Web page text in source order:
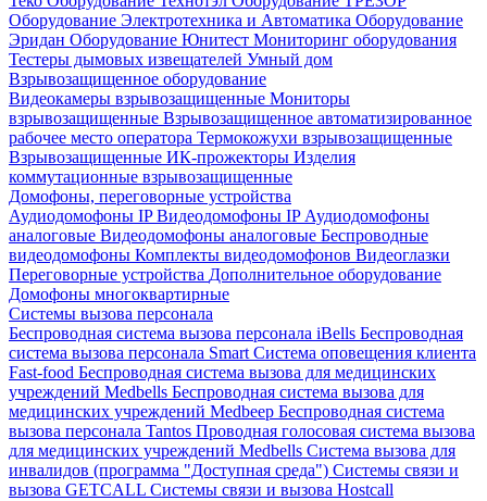
Оборудование Электротехника и Автоматика Оборудование
Эридан Оборудование Юнитест Мониторинг оборудования
Тестеры дымовых извещателей Умный дом
Взрывозащищенное оборудование
Видеокамеры взрывозащищенные Мониторы
взрывозащищенные Взрывозащищенное автоматизированное
рабочее место оператора Термокожухи взрывозащищенные
Взрывозащищенные ИК-прожекторы Изделия
коммутационные взрывозащищенные
Домофоны, переговорные устройства
Аудиодомофоны IPВидеодомофоны IP Аудиодомофоны
аналоговые Видеодомофоны аналоговые Беспроводные
видеодомофоны Комплекты видеодомофонов Видеоглазки
Переговорные устройства Дополнительное оборудование
Домофоны многоквартирные
Системы вызова персонала
Беспроводная система вызова персонала iBells Беспроводная
система вызова персонала Smart Система оповещения клиента
Fast-food Беспроводная система вызова для медицинских
учреждений Medbells Беспроводная система вызова для
медицинских учреждений Medbeep Беспроводная система
вызова персонала Tantos Проводная голосовая система вызова
для медицинских учреждений Medbells Система вызова для
инвалидов (программа "Доступная среда") Системы связи и
вызова GETCALL Системы связи и вызова Hostcall